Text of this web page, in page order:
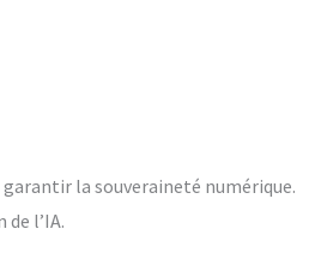
la souveraineté numérique.
l’IA.